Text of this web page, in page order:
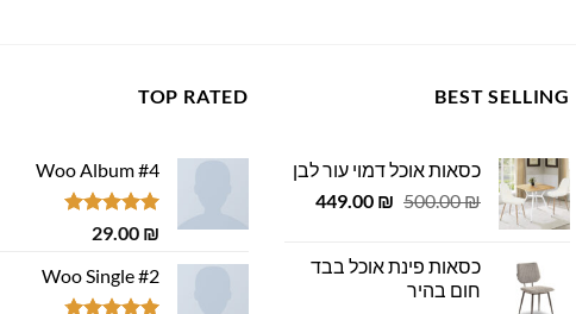
BEST SELLING
כסאות אוכל דמוי עור לבן
500.00₪
המחיר
500.00 ₪.
449.00 ₪
המחיר
449.00 ₪.כסאות פינת אוכל בבד
חום בהיר
TOP RATED
Woo Album #4
דורג5.00
29.00 ₪
Woo Single #2